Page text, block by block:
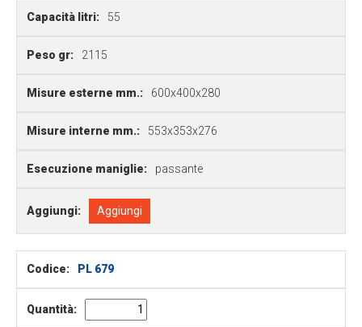
Capacità litri: 55
Peso gr: 2115
Misure esterne mm.: 600x400x280
Misure interne mm.: 553x353x276
Esecuzione maniglie: passante
Aggiungi: Aggiungi
Codice: PL 679
Quantità: